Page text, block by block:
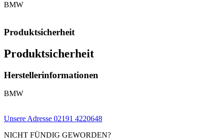
BMW
Produktsicherheit
Produktsicherheit
Herstellerinformationen
BMW
Unsere Adresse 02191 4220648
NICHT FÜNDIG GEWORDEN?